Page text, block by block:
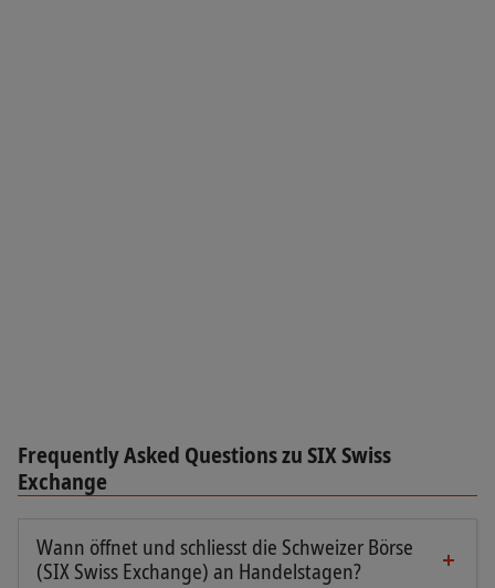
Frequently Asked Questions zu SIX Swiss
Exchange
Wann öffnet und schliesst die Schweizer Börse
(SIX Swiss Exchange) an Handelstagen?